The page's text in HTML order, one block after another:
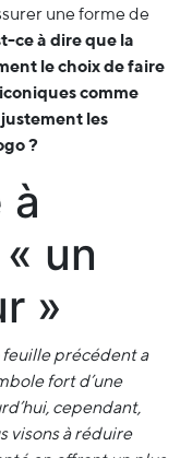
une forme de
ce à dire que la
le choix de faire
comme
les
?
à
un
»
précédent a
fort d’une
cependant,
visons à réduire